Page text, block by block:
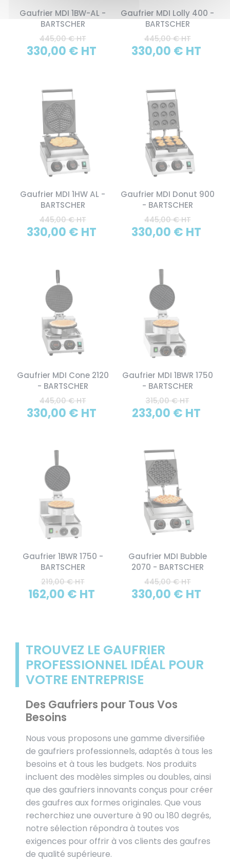
Gaufrier MDI 1BW-AL -
BARTSCHER
445,00 € HT
330,00 € HT
Gaufrier MDI Lolly 400 -
BARTSCHER
445,00 € HT
330,00 € HT
Gaufrier MDI 1HW AL -
BARTSCHER
445,00 € HT
330,00 € HT
Gaufrier MDI Donut 900
- BARTSCHER
445,00 € HT
330,00 € HT
Gaufrier MDI Cone 2120
- BARTSCHER
445,00 € HT
330,00 € HT
Gaufrier MDI 1BWR 1750
- BARTSCHER
315,00 € HT
233,00 € HT
Gaufrier 1BWR 1750 -
BARTSCHER
219,00 € HT
162,00 € HT
Gaufrier MDI Bubble
2070 - BARTSCHER
445,00 € HT
330,00 € HT
TROUVEZ LE GAUFRIER
PROFESSIONNEL IDÉAL POUR
VOTRE ENTREPRISE
Des Gaufriers pour Tous Vos
Besoins
Nous vous proposons une gamme diversifiée
de gaufriers professionnels, adaptés à tous les
besoins et à tous les budgets. Nos produits
incluent des modèles simples ou doubles, ainsi
que des gaufriers innovants conçus pour créer
des gaufres aux formes originales. Que vous
recherchiez une ouverture à 90 ou 180 degrés,
notre sélection répondra à toutes vos
exigences pour offrir à vos clients des gaufres
de qualité supérieure.